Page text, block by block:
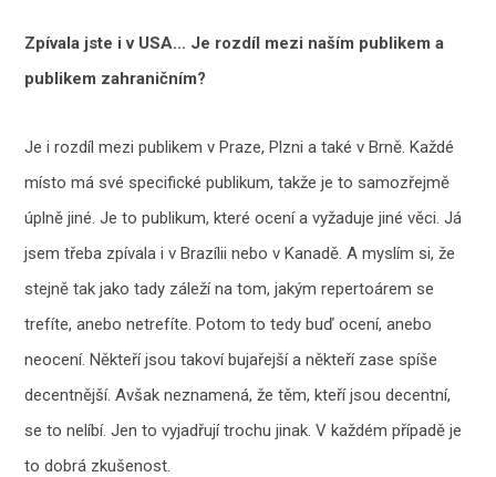
Zpívala jste i v USA… Je rozdíl mezi naším publikem a
publikem zahraničním?
Je i rozdíl mezi publikem v Praze, Plzni a také v Brně. Každé
místo má své specifické publikum, takže je to samozřejmě
úplně jiné. Je to publikum, které ocení a vyžaduje jiné věci. Já
jsem třeba zpívala i v Brazílii nebo v Kanadě. A myslím si, že
stejně tak jako tady záleží na tom, jakým repertoárem se
trefíte, anebo netrefíte. Potom to tedy buď ocení, anebo
neocení. Někteří jsou takoví bujařejší a někteří zase spíše
decentnější. Avšak neznamená, že těm, kteří jsou decentní,
se to nelíbí. Jen to vyjadřují trochu jinak. V každém případě je
to dobrá zkušenost.